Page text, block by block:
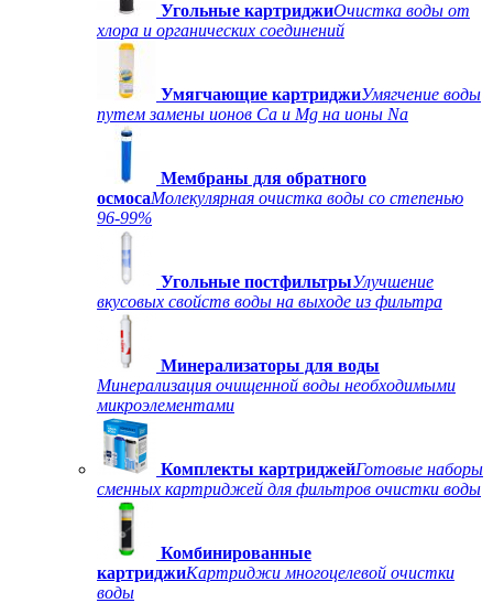
Угольные картриджиОчистка воды от
хлора и органических соединений
Умягчающие картриджиУмягчение воды
путем замены ионов Ca и Mg на ионы Na
Мембраны для обратного
осмосаМолекулярная очистка воды со степенью
96-99%
Угольные постфильтрыУлучшение
вкусовых свойств воды на выходе из фильтра
Минерализаторы для воды
Минерализация очищенной воды необходимыми
микроэлементами
Комплекты картриджейГотовые наборы
сменных картриджей для фильтров очистки воды
Комбинированные
картриджиКартриджи многоцелевой очистки
воды